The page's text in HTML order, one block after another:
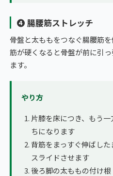
❹ 腸腰筋ストレッチ
骨盤と太ももをつなぐ腸腰筋
筋が硬くなると骨盤が前に引
ます。
やり方
片膝を床につき、もう
ちになります
背筋をまっすぐ伸ばし
スライドさせます
後ろ脚の太ももの付け